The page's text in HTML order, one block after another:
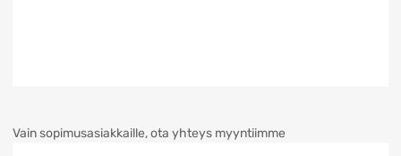
Vain sopimusasiakkaille, ota yhteys myyntiimme